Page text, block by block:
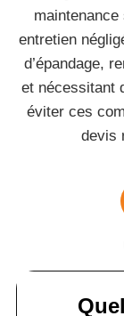
entretien
d’épandage,
et nécessitant
éviter ces
devis